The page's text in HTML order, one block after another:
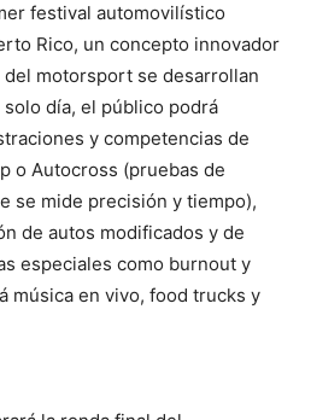
festival automovilístico
Rico, un concepto innovador
motorsport se desarrollan
día, el público podrá
y competencias de
o Autocross (pruebas de
se mide precisión y tiempo),
de autos modificados y de
especiales como burnout y
música en vivo, food trucks y